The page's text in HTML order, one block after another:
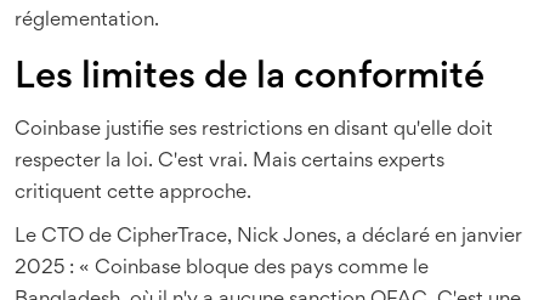
réglementation.
Les limites de la conformité
Coinbase justifie ses restrictions en disant qu'elle doit
respecter la loi. C'est vrai. Mais certains experts
critiquent cette approche.
Le CTO de CipherTrace, Nick Jones, a déclaré en janvier
2025 : « Coinbase bloque des pays comme le